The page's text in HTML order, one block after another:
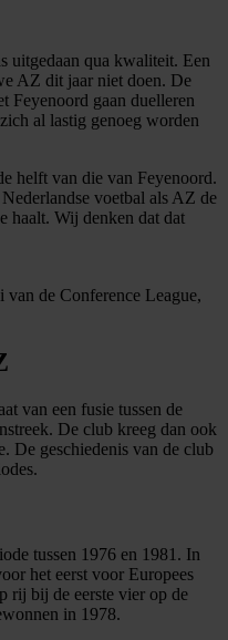
uitgedaan qua kwaliteit. Een
AZ dit jaar niet doen. De
Feyenoord gaan duelleren
al lastig genoeg worden
helft van die van Feyenoord.
voetbal als AZ de
haalt. Wij denken dat dat
de Conference League,
van een fusie tussen de
De club kreeg dan ook
De geschiedenis van de club
tussen 1976 en 1981. In
het eerst voor Europees
rij bij de eerste vier op de
in 1978.